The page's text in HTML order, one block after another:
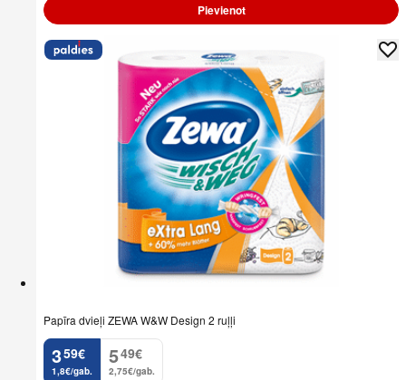
Pievienot
Papīra dvieļi ZEWA W&W Design 2 ruļļi
3
. 59€
1,8€/gab.
5
. 49€
2,75€/gab.